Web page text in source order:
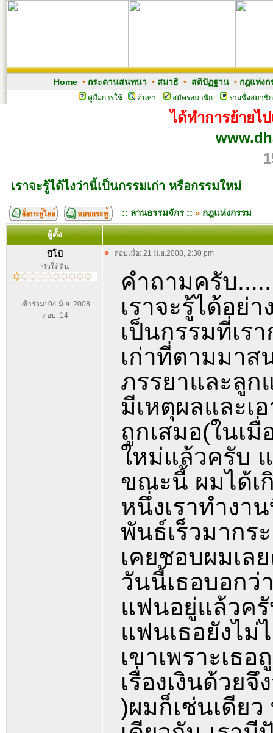
Home• กระดานสนทนา • สมาธิ• สติปัฏฐาน• กฎแห่งก
คู่มือการใช้ ค้นหา สมัครสมาชิก รายชื่อสมาชิก
ได้ทำการย้ายไ
เราจะรู้ได้ไงว่านี้เป็นกรรมเก่า หรือกรรมใหม่
:: ลานธรรมจักร :: » กฎแห่งกรรม
ผู้ตั้ง
ปีโป้
บัวใต้ดิน
เข้าร่วม: 04 มิ.ย. 2008
ตอบ: 14
ตอบเมื่อ: 21 มิ.ย.2008, 2:30 pm
คำถามครับ
เราจะรู้ได้อย่
เป็นกรรมที่เร
เก่าที่ตามมาส
ภรรยาและลูก
มีเหตุผลและเ
ถูกเสมอ(ในเ
ใหม่แล้วครับ
ขณะนี้ ผมได้เ
หนึ่งเราทำงา
พันธ์เร็วมากร
เคยชอบผมเล
วันนี้เธอบอก
แฟนอยู่แล้วครั
แฟนเธอยังไม่
เขาเพราะเธ
เรื่องเงินด้วย
)ผมก็เช่นเดีย